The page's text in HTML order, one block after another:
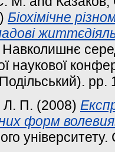
Біохімічне
Навколишнє
наукової
pp.
Л. П. (2008)
форм